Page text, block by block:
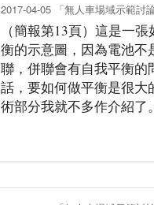
2017-04-05 「無人車場域示範討
（簡報第13頁）這是一
衡的示意圖，因為電池不
聯，併聯會有自我平衡的
話，要如何做平衡是很大
術部分我就不多作介紹了。